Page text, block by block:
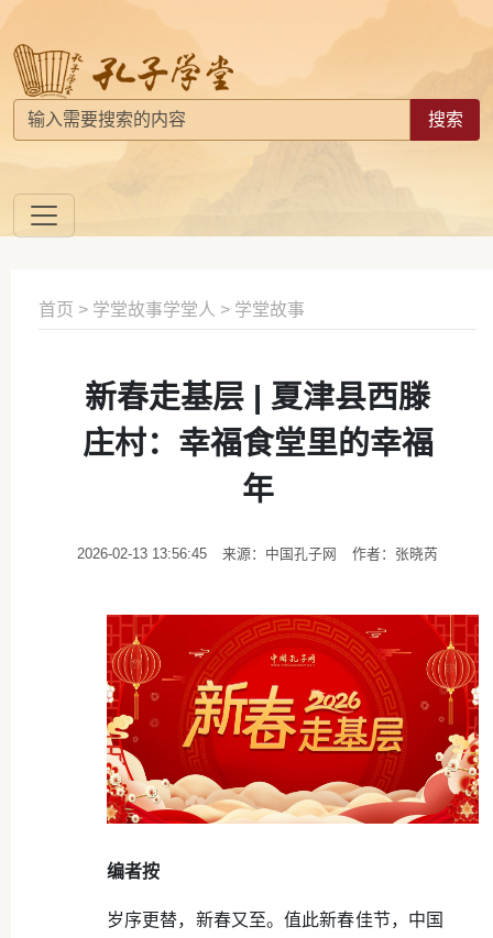
搜索
首页 > 学堂故事学堂人 > 学堂故事
新春走基层 | 夏津县西滕
庄村：幸福食堂里的幸福
年
2026-02-13 13:56:45 来源：中国孔子网 作者：张晓芮
编者按
岁序更替，新春又至。值此新春佳节，中国